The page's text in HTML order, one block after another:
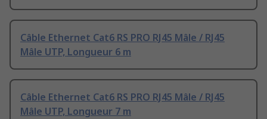
Câble Ethernet Cat6 RS PRO RJ45 Mâle / RJ45
Mâle UTP, Longueur 6 m
Câble Ethernet Cat6 RS PRO RJ45 Mâle / RJ45
Mâle UTP, Longueur 7 m